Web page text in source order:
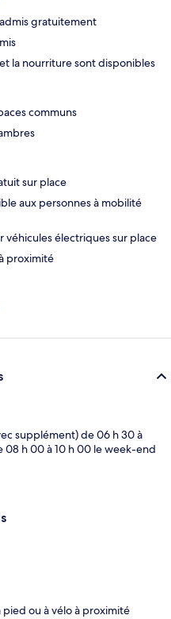
gratuitement
la nourriture sont disponibles
communs
sur place
aux personnes à mobilité
véhicules électriques sur place
proximité
supplément) de 06 h 30 à
08 h 00 à 10 h 00 le week-end
ou à vélo à proximité